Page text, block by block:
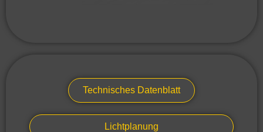
Technisches Datenblatt
Lichtplanung